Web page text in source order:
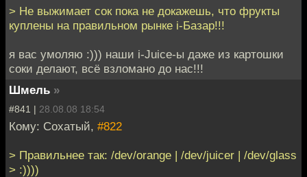
> Не выжимает сок пока не докажешь, что фрукты
куплены на правильном рынке i-Базар!!!
я вас умоляю :))) наши i-Juice-ы даже из картошки
соки делают, всё взломано до нас!!!
Шмель »
#841 | 28.08.08 18:54
Кому: Cохатый, #822
> Правильнее так: /dev/orange | /dev/juicer | /dev/glass
> :))))